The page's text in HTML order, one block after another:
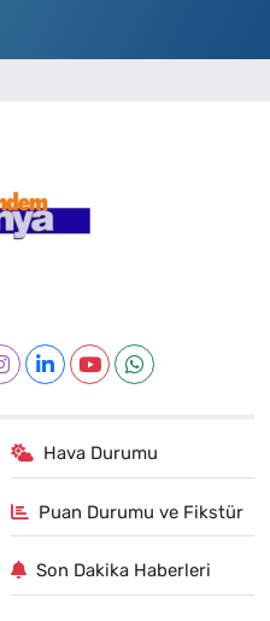
Hava Durumu
Puan Durumu ve Fikstür
Son Dakika Haberleri